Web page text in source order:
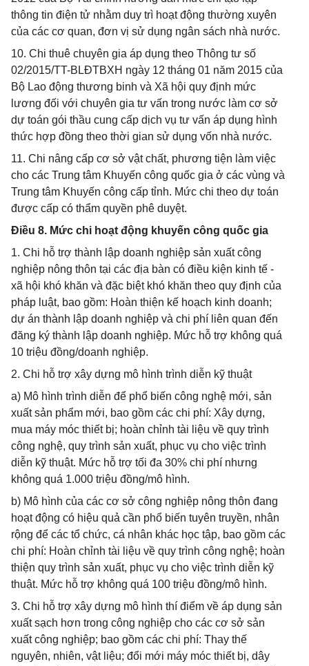
thông tin điện tử nhằm duy trì hoạt động thường xuyên
của các cơ quan, đơn vị sử dụng ngân sách nhà nước.
10. Chi thuê chuyên gia áp dụng theo Thông tư số
02/2015/TT-BLĐTBXH ngày 12 tháng 01 năm 2015 của
Bộ Lao động thương binh và Xã hội quy định mức
lương đối với chuyên gia tư vấn trong nước làm cơ sở
dự toán gói thầu cung cấp dịch vụ tư vấn áp dụng hình
thức hợp đồng theo thời gian sử dụng vốn nhà nước.
11. Chi nâng cấp cơ sở vật chất, phương tiện làm việc
cho các Trung tâm Khuyến công quốc gia ở các vùng và
Trung tâm Khuyến công cấp tỉnh. Mức chi theo dự toán
được cấp có thẩm quyền phê duyệt.
Điều 8. Mức chi hoạt động khuyến công quốc gia
1. Chi hỗ trợ thành lập doanh nghiệp sản xuất công
nghiệp nông thôn tại các địa bàn có điều kiện kinh tế -
xã hội khó khăn và đặc biệt khó khăn theo quy định của
pháp luật, bao gồm: Hoàn thiện kế hoạch kinh doanh;
dự án thành lập doanh nghiệp và chi phí liên quan đến
đăng ký thành lập doanh nghiệp. Mức hỗ trợ không quá
10 triệu đồng/doanh nghiệp.
2. Chi hỗ trợ xây dựng mô hình trình diễn kỹ thuật
a) Mô hình trình diễn để phổ biến công nghệ mới, sản
xuất sản phẩm mới, bao gồm các chi phí: Xây dựng,
mua máy móc thiết bị; hoàn chỉnh tài liệu về quy trình
công nghệ, quy trình sản xuất, phục vụ cho việc trình
diễn kỹ thuật. Mức hỗ trợ tối đa 30% chi phí nhưng
không quá 1.000 triệu đồng/mô hình.
b) Mô hình của các cơ sở công nghiệp nông thôn đang
hoạt động có hiệu quả cần phổ biến tuyên truyền, nhân
rộng để các tổ chức, cá nhân khác học tập, bao gồm các
chi phí: Hoàn chỉnh tài liệu về quy trình công nghệ; hoàn
thiện quy trình sản xuất, phục vụ cho việc trình diễn kỹ
thuật. Mức hỗ trợ không quá 100 triệu đồng/mô hình.
3. Chi hỗ trợ xây dựng mô hình thí điểm về áp dụng sản
xuất sạch hơn trong công nghiệp cho các cơ sở sản
xuất công nghiệp; bao gồm các chi phí: Thay thế
nguyên, nhiên, vật liệu; đổi mới máy móc thiết bị, dây